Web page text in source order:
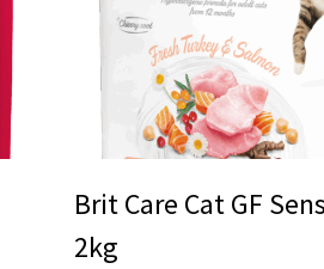
Brit Care Cat GF
2kg